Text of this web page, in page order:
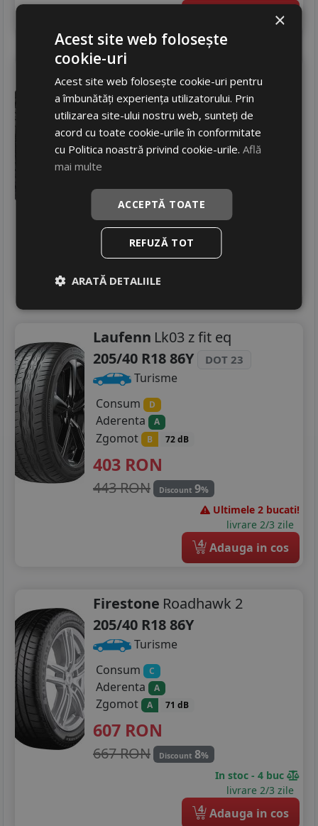
Adauga in cos
205/40 R18 86V DOT 25
Turisme
Consum D
Aderenta A
Zgomot
444RON
572 RON 22%
Laufenn Lk03 z fit eq
205/40 R18 86Y
DOT 23
Turisme
Consum
D
Aderenta A
Zgomot B 72 dB
403 RON
443 RON Discount 9%
Ultimele 2 bucati!
livrare 2/3 zile
4 Adauga in cos
Firestone Roadhawk 2
205/40 R18 86Y
Turisme
Consum
C
Aderenta A
Zgomot A 71 dB
607 RON
667 RON Discount 8%
In stoc - 4 buc
livrare 2/3 zile
4 Adauga in cos
×
Acest site web folosește
cookie-uri
Acest site web folosește cookie-uri pentru
a îmbunătăți experiența utilizatorului. Prin
utilizarea site-ului nostru web, sunteți de
acord cu toate cookie-urile în conformitate
cu Politica noastră privind cookie-urile.Află
mai multe
ACCEPTĂ TOATE
REFUZĂ TOT
ARATĂ DETALIILE